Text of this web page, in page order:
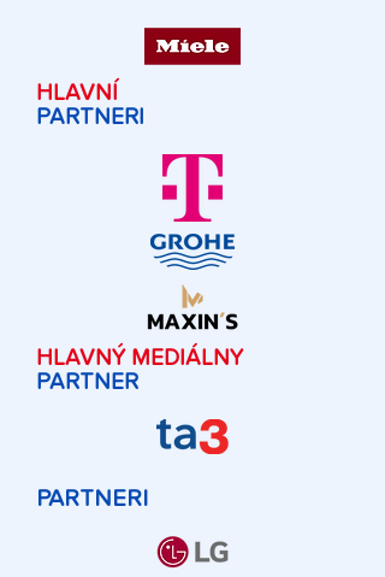
HLAVNÍ
PARTNERI
HLAVNÝ MEDIÁLNY
PARTNER
PARTNERI